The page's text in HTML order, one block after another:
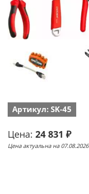
Артикул: SK-45
Цена: 24 831 ₽
Цена актуальна на 07.08.2026